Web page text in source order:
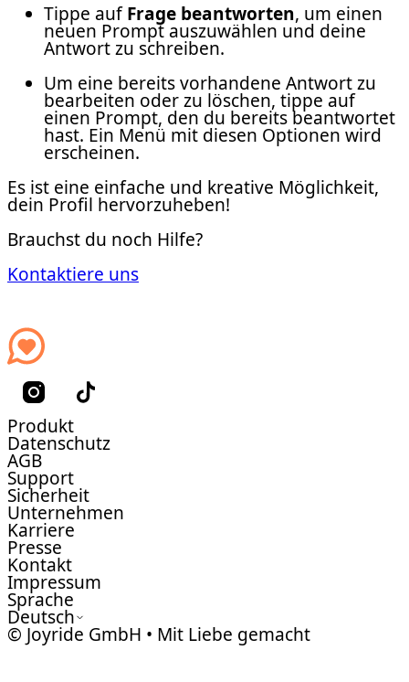
Tippe aufFrage beantworten, um einen
neuen Prompt auszuwählen und deine
Antwort zu schreiben.
Um eine bereits vorhandene Antwort zu
bearbeiten oder zu löschen, tippe auf
einen Prompt, den du bereits beantwortet
hast. Ein Menü mit diesen Optionen wird
erscheinen.
Es ist eine einfache und kreative Möglichkeit,
dein Profil hervorzuheben!
Brauchst du noch Hilfe?
Kontaktiere uns
Produkt
Datenschutz
AGB
Support
Sicherheit
Unternehmen
Karriere
Presse
Kontakt
Impressum
Sprache
Deutsch
© Joyride GmbH • Mit Liebe gemacht